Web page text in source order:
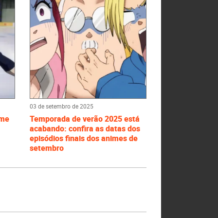
03 de setembro de 2025
Temporada de verão 2025 está
acabando: confira as datas dos
episódios finais dos animes de
setembro